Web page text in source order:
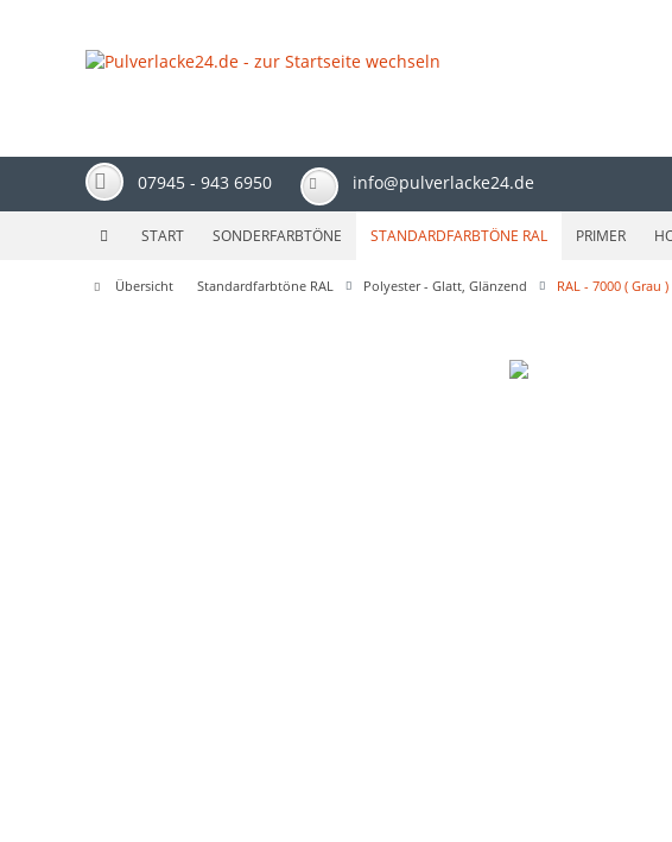
07945 - 943 6950 info@pulverlacke24.de
START SONDERFARBTÖNE STANDARDFARBTÖNE RAL PRIMER
Übersicht Standardfarbtöne RAL Polyester - Glatt, Glänzend RAL - 7000 ( Grau )